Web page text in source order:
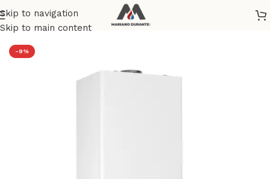
Skip to navigation
Skip to main content
Home/RISCALDAMENTO/CALDAIE
-9%